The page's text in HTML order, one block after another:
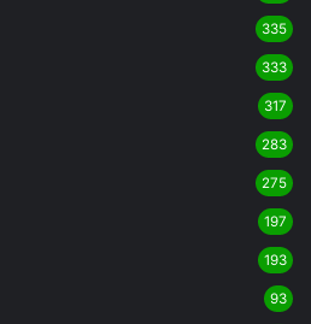
335
333
317
283
275
197
193
93